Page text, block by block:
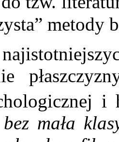
metody
i
mała